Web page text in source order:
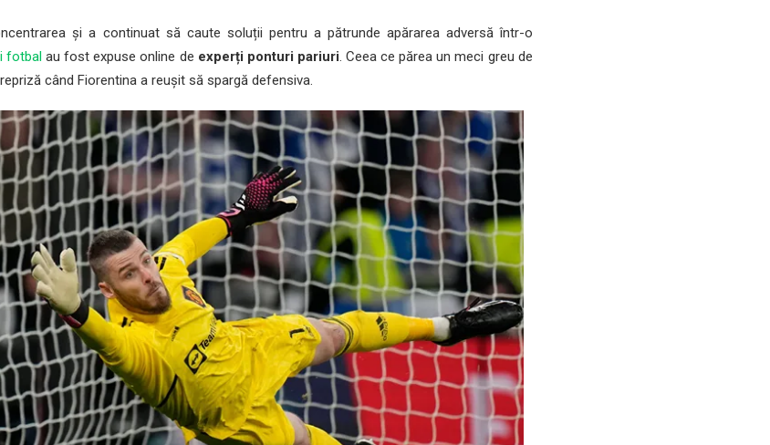
și a continuat să caute soluții pentru a pătrunde apărarea adversă într-o
fotbalau fost expuse online de experți ponturi pariuri. Ceea ce părea un meci greu de
când Fiorentina a reușit să spargă defensiva.